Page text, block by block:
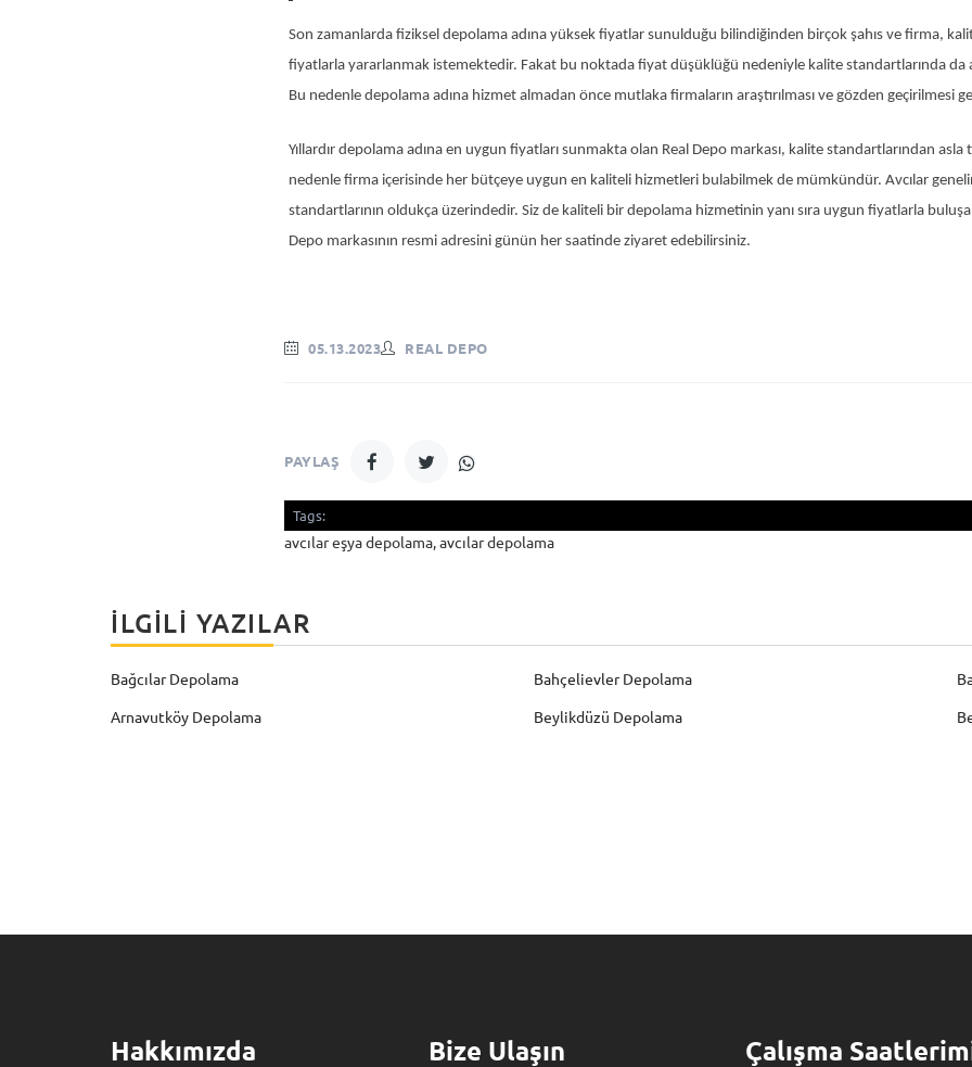
Son zamanlarda fiziksel depolama adına yüksek fiyatlar sunulduğu bilindiğinden birçok şahıs ve firma,
fiyatlarla yararlanmak istemektedir. Fakat bu noktada fiyat düşüklüğü nedeniyle kalite standartlarında da
Bu nedenle depolama adına hizmet almadan önce mutlaka firmaların araştırılması ve gözden geçirilmesi
Yıllardır depolama adına en uygun fiyatları sunmakta olan Real Depo markası, kalite standartlarından
nedenle firma içerisinde her bütçeye uygun en kaliteli hizmetleri bulabilmek de mümkündür. Avcılar
standartlarının oldukça üzerindedir. Siz de kaliteli bir depolama hizmetinin yanı sıra uygun fiyatlarla
Depo markasının resmi adresini günün her saatinde ziyaret edebilirsiniz.
05.13.2023 REAL DEPO
PAYLAŞ
Tags:
avcılar eşya depolama, avcılar depolama
İLGILI YAZILAR
Bağcılar Depolama Bahçelievler Depolama
Arnavutköy Depolama
Beylikdüzü Depolama
Hakkımızda Bize Ulaşın Çalışma